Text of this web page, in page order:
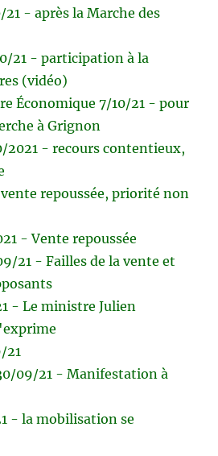
21 - après la Marche des
21 - participation à la
(vidéo)
Économique 7/10/21 - pour
à Grignon
2021 - recours contentieux,
repoussée, priorité non
- Vente repoussée
21 - Failles de la vente et
- Le ministre Julien
21
09/21 - Manifestation à
- la mobilisation se